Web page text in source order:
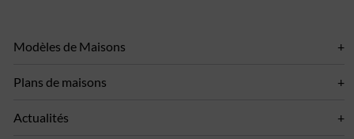
Modèles de Maisons
Plans de maisons
Actualités